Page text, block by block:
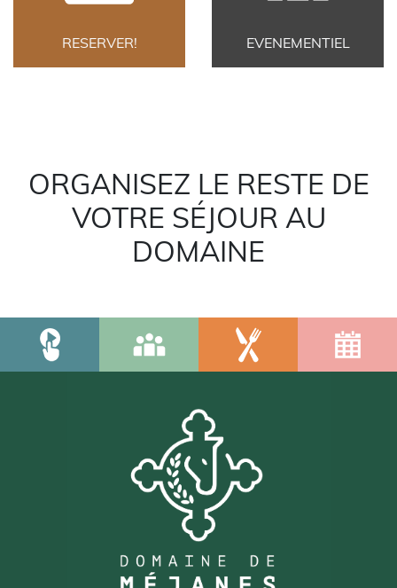
RESERVER! EVENEMENTIEL
ORGANISEZ LE RESTE DE
VOTRE SÉJOUR AU
DOMAINE